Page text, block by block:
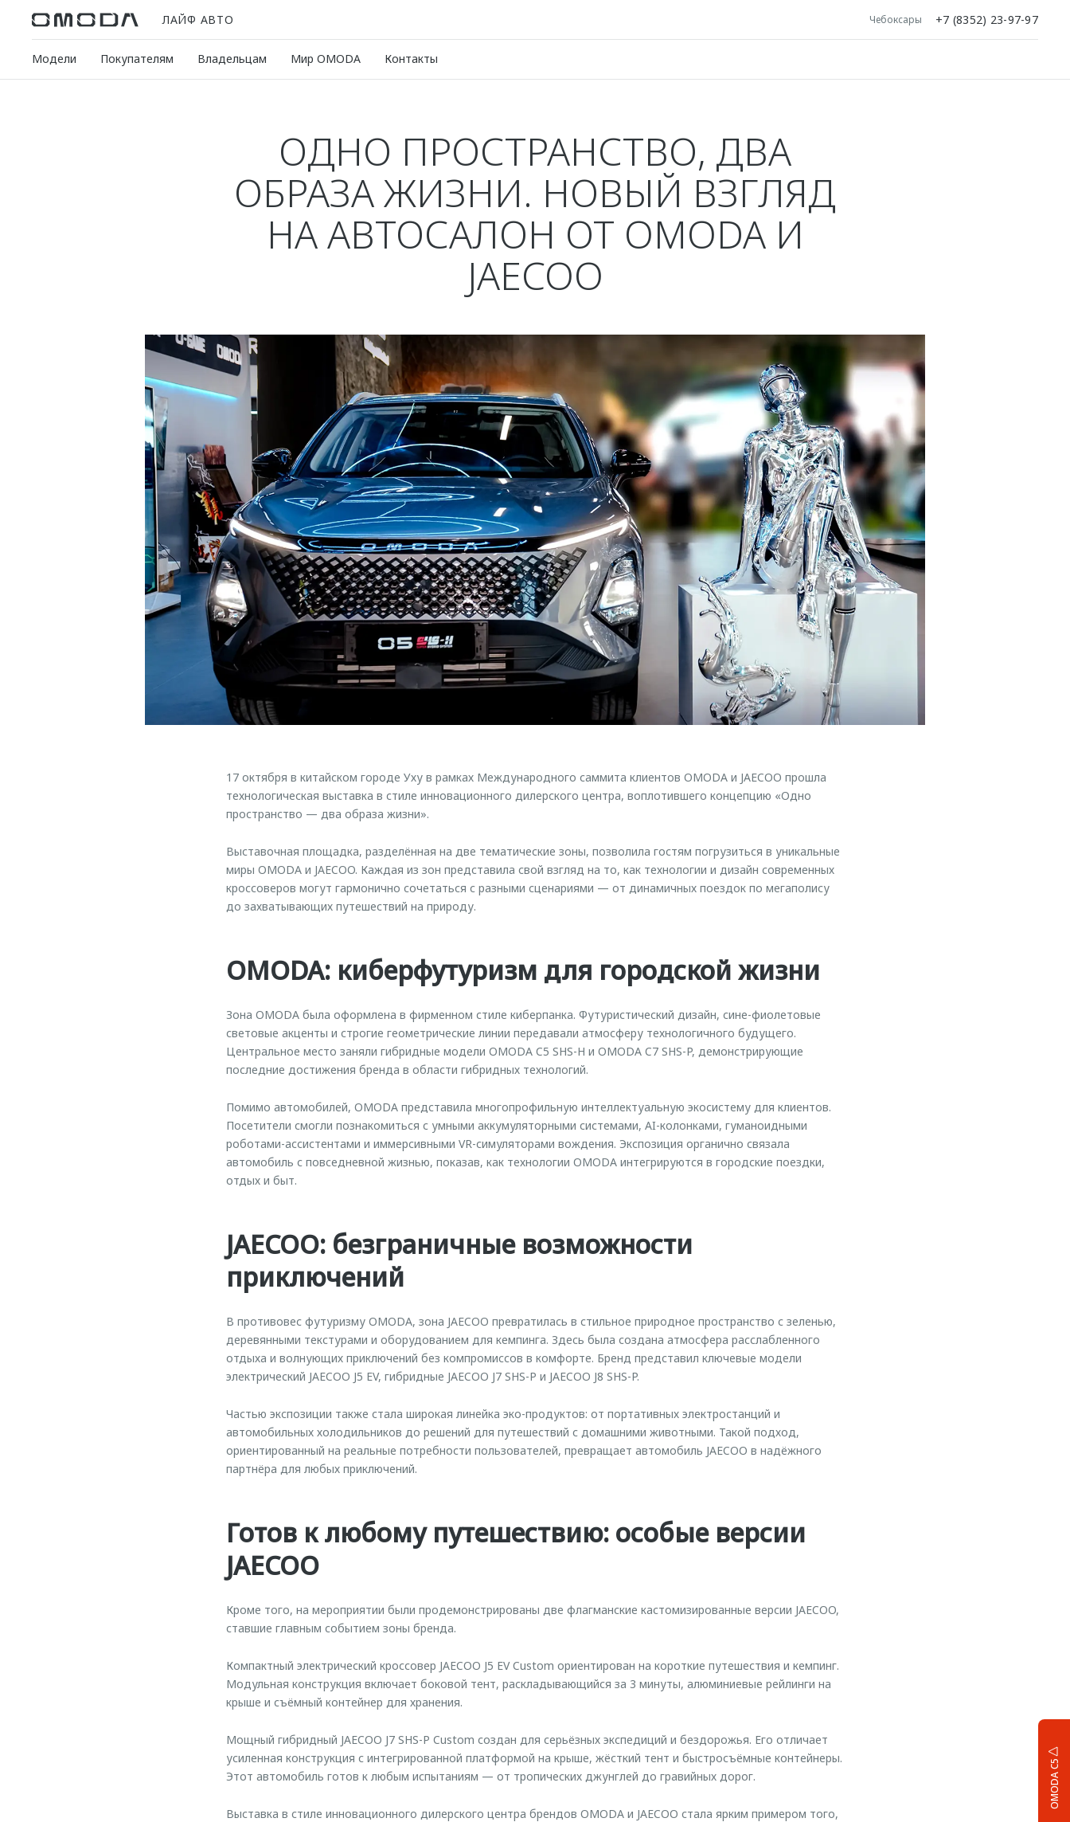
ЛАЙФ АВТО Чебоксары +7 (8352) 23-97-97
Модели Покупателям Владельцам Мир OMODA Контакты
OMODA C5
ОДНО ПРОСТРАНСТВО, ДВА
ОБРАЗА ЖИЗНИ. НОВЫЙ ВЗГЛЯД
НА АВТОСАЛОН ОТ OMODA И
JAECOO
17 октября в китайском городе Уху в рамках Международного саммита клиентов OMODA и JAECOO прошла
технологическая выставка в стиле инновационного дилерского центра, воплотившего концепцию «Одно
пространство — два образа жизни».
Выставочная площадка, разделённая на две тематические зоны, позволила гостям погрузиться в уникальные
миры OMODA и JAECOO. Каждая из зон представила свой взгляд на то, как технологии и дизайн современных
кроссоверов могут гармонично сочетаться с разными сценариями — от динамичных поездок по мегаполису
до захватывающих путешествий на природу.
OMODA: киберфутуризм для городской жизни
Зона OMODA была оформлена в фирменном стиле киберпанка. Футуристический дизайн, сине-фиолетовые
световые акценты и строгие геометрические линии передавали атмосферу технологичного будущего.
Центральное место заняли гибридные модели OMODA C5 SHS-H и OMODA C7 SHS-P, демонстрирующие
последние достижения бренда в области гибридных технологий.
Помимо автомобилей, OMODA представила многопрофильную интеллектуальную экосистему для клиентов.
Посетители смогли познакомиться с умными аккумуляторными системами, AI-колонками, гуманоидными
роботами-ассистентами и иммерсивными VR-симуляторами вождения. Экспозиция органично связала
автомобиль с повседневной жизнью, показав, как технологии OMODA интегрируются в городские поездки,
отдых и быт.
JAECOO: безграничные возможности
приключений
В противовес футуризму OMODA, зона JAECOO превратилась в стильное природное пространство с зеленью,
деревянными текстурами и оборудованием для кемпинга. Здесь была создана атмосфера расслабленного
отдыха и волнующих приключений без компромиссов в комфорте. Бренд представил ключевые модели
электрический JAECOO J5 EV, гибридные JAECOO J7 SHS-P и JAECOO J8 SHS-P.
Частью экспозиции также стала широкая линейка эко-продуктов: от портативных электростанций и
автомобильных холодильников до решений для путешествий с домашними животными. Такой подход,
ориентированный на реальные потребности пользователей, превращает автомобиль JAECOO в надёжного
партнёра для любых приключений.
Готов к любому путешествию: особые версии
JAECOO
Кроме того, на мероприятии были продемонстрированы две флагманские кастомизированные версии JAECOO,
ставшие главным событием зоны бренда.
Компактный электрический кроссовер JAECOO J5 EV Custom ориентирован на короткие путешествия и кемпинг.
Модульная конструкция включает боковой тент, раскладывающийся за 3 минуты, алюминиевые рейлинги на
крыше и съёмный контейнер для хранения.
Мощный гибридный JAECOO J7 SHS-P Custom создан для серьёзных экспедиций и бездорожья. Его отличает
усиленная конструкция с интегрированной платформой на крыше, жёсткий тент и быстросъёмные контейнеры.
Этот автомобиль готов к любым испытаниям — от тропических джунглей до гравийных дорог.
Выставка в стиле инновационного дилерского центра брендов OMODA и JAECOO стала ярким примером того,